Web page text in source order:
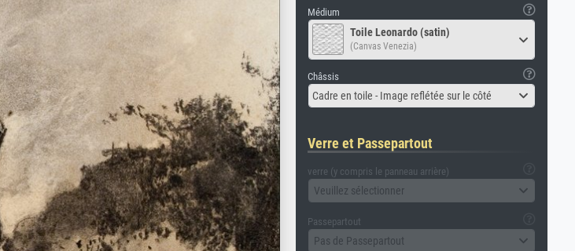
Médium
Toile Leonardo (satin)
(Canvas Venezia)
Châssis
Cadre en toile - Image reflétée sur le côté
Verre et Passepartout
verre (y compris le panneau arrière)
Veuillez sélectionner
Passepartout
Pas de Passepartout